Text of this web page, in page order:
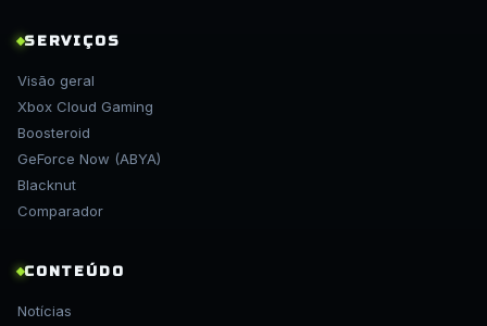
SERVIÇOS
Visão geral
Xbox Cloud Gaming
Boosteroid
GeForce Now (ABYA)
Blacknut
Comparador
CONTEÚDO
Notícias